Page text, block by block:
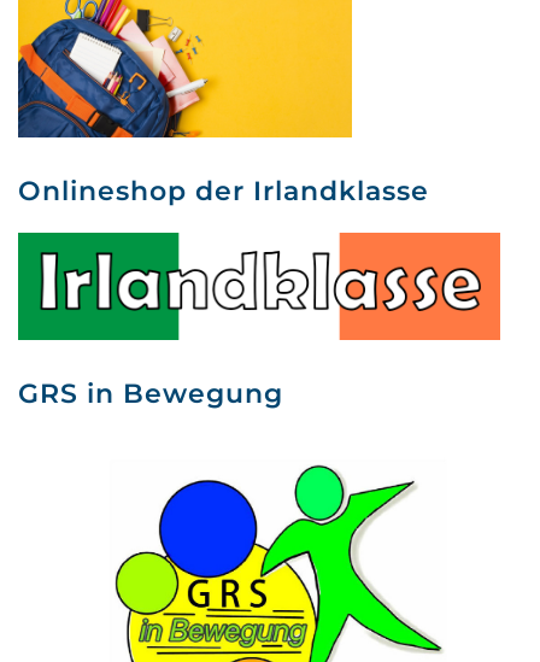
Onlineshop der Irlandklasse
GRS in Bewegung